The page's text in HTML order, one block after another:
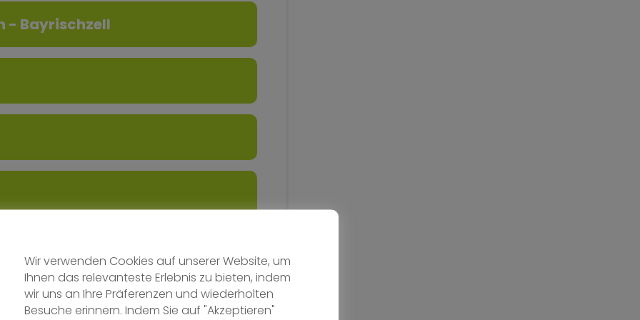
- Bayrischzell
Wir verwenden Cookies auf unserer Website, um
Ihnen das relevanteste Erlebnis zu bieten, indem
wir uns an Ihre Präferenzen und wiederholten
Besuche erinnern. Indem Sie auf "Akzeptieren"